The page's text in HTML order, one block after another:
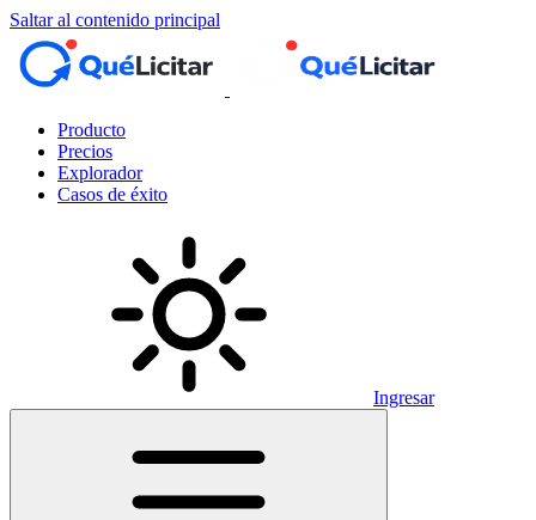
Saltar al contenido principal
Producto
Precios
Explorador
Casos de éxito
Ingresar